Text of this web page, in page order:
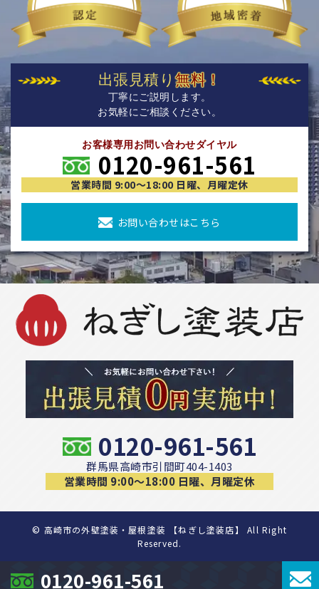
出張見積り無料！
丁寧にご説明します。
お気軽にご相談ください。
お客様専用お問い合わせダイヤル
0120-961-561
営業時間 9:00〜18:00 日曜、月曜定休
お問い合わせはこちら
0120-961-561
0120-961-561
群馬県高崎市引間町404-1403
営業時間 9:00〜18:00 日曜、月曜定休
© 高崎市の外壁塗装・屋根塗装 【ねぎし塗装店】 All Right
Reserved.